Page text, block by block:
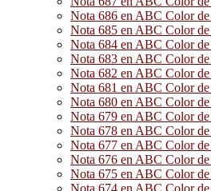
Nota 686 en ABC Color de
Nota 685 en ABC Color de
Nota 684 en ABC Color de
Nota 683 en ABC Color de
Nota 682 en ABC Color de
Nota 681 en ABC Color de
Nota 680 en ABC Color de
Nota 679 en ABC Color de
Nota 678 en ABC Color de
Nota 677 en ABC Color de
Nota 676 en ABC Color de
Nota 675 en ABC Color de
Nota 674 en ABC Color de